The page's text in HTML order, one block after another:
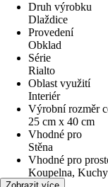
Druh výrobku
Dlaždice
Provedení
Obklad
Série
Rialto
Oblast využití
Interiér
Výrobní rozměr
25 cm x 40 cm
Vhodné pro
Stěna
Vhodné pro
Koupelna,